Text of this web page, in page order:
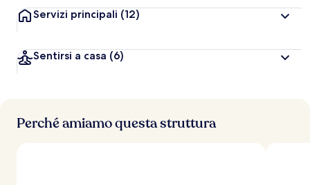
Servizi principali (12)
Sentirsi a casa (6)
Perché amiamo questa struttura